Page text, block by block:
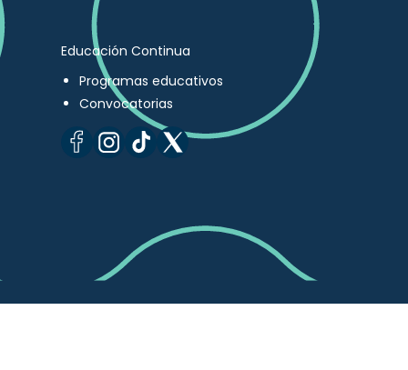
Educación Continua
Programas educativos
Convocatorias